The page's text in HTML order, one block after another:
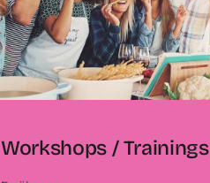
Workshops / Trainings